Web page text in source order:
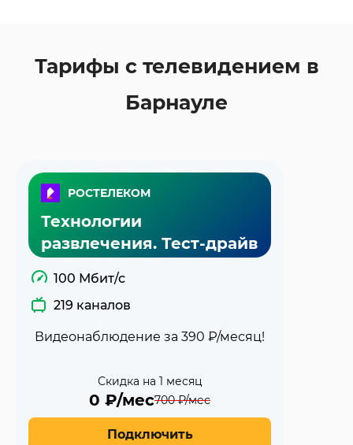
Тарифы с телевидением в
Барнауле
РОСТЕЛЕКОМ
Технологии
развлечения. Тест-драйв
100 Мбит/с
219 каналов
Видеонаблюдение за 390 ₽/месяц!
Скидка на 1 месяц
0 ₽/мес700₽/мес
Подключить